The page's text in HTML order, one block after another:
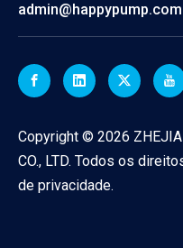
admin@happypump.com
Copyright © 2026
CO., LTD. Todos os
de privacidade.